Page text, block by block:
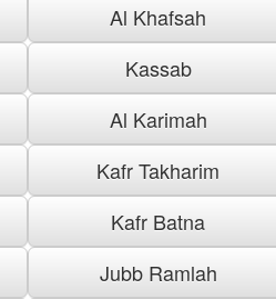
Al Khafsah
Kassab
Al Karimah
Kafr Takharim
Kafr Batna
Jubb Ramlah